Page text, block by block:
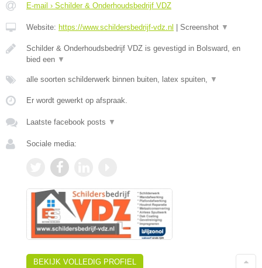
E-mail › Schilder & Onderhoudsbedrijf VDZ
Website: https://www.schildersbedrijf-vdz.nl | Screenshot ▼
Schilder & Onderhoudsbedrijf VDZ is gevestigd in Bolsward, en
bied een ▼
alle soorten schilderwerk binnen buiten, latex spuiten, ▼
Er wordt gewerkt op afspraak.
Laatste facebook posts ▼
Sociale media:
BEKIJK VOLLEDIG PROFIEL